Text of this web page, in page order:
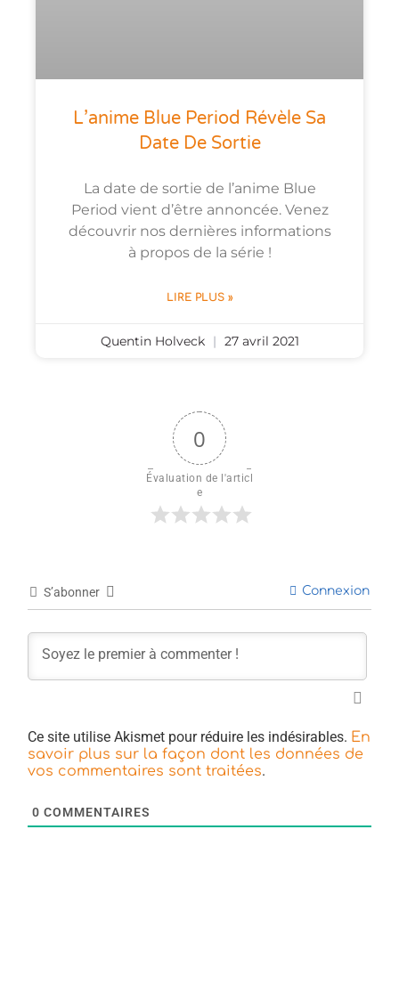
L’anime Blue Period Révèle Sa
Date De Sortie
La date de sortie de l’anime Blue
Period vient d’être annoncée. Venez
découvrir nos dernières informations
à propos de la série !
LIRE PLUS »
Quentin Holveck 27 avril 2021
0
Évaluation de l'articl
e
S’abonner Connexion
Ce site utilise Akismet pour réduire les indésirables. En
savoir plus sur la façon dont les données de
vos commentaires sont traitées.
0 COMMENTAIRES